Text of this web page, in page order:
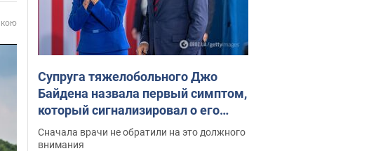
Супруга тяжелобольного Джо
Байдена назвала первый симптом,
который сигнализировал о его
"агрессивном" раке
Сначала врачи не обратили на это должного
внимания